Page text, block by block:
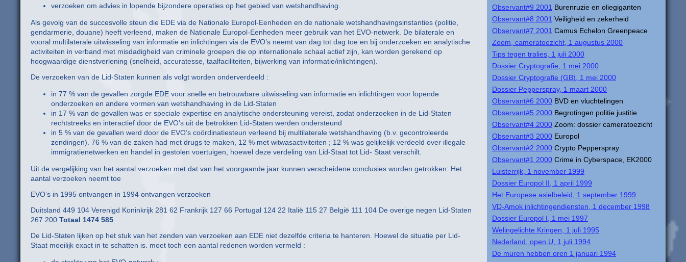
Observant#9 2001 Burenruzie en oliegiganten
Observant#8 2001 Veiligheid en zekerheid
Observant#7 2001 Camus Echelon Greenpeace
Zoom, cameratoezicht, 1 augustus 2000
Tips tegen tralies, 1 juli 2000
Dossier Cryptografie, 1 mei 2000
Dossier Cryptografie (GB), 1 mei 2000
Dossier Pepperspray, 1 maart 2000
Observant#6 2000 BVD en vluchtelingen
Observant#5 2000 Begrotingen politie justitie
Observant#4 2000 Zoom: dossier cameratoezicht
Observant#3 2000 Europol
Observant#2 2000 Crypto Pepperspray
Observant#1 2000 Crime in Cyberspace, EK2000
Luisterrijk, 1 november 1999
Dossier Europol II, 1 april 1999
Het Europese asielbeleid, 1 september 1999
VD-Amok inlichtingendiensten, 1 december 1998
Dossier Europol I, 1 mei 1997
Welingelichte Kringen, 1 juli 1995
Nederland, open U, 1 juli 1994
De muren hebben oren 1 januari 1994
verzoeken om advies in lopende bijzondere operaties op het gebied van wetshandhaving.
Als gevolg van de succesvolle steun die EDE via de Nationale Europol-Eenheden en de nationale wetshandhavingsinstanties (politie,
gendarmerie, douane) heeft verleend, maken de Nationale Europol-Eenheden meer gebruik van het EVO-netwerk. De bilaterale en
vooral multilaterale uitwisseling van informatie en inlichtingen via de EVO’s neemt van dag tot dag toe en bij onderzoeken en analytische
activiteiten in verband met misdadigheid van criminele groepen die op internationale schaal actief zijn, kan worden gerekend op
hoogwaardige dienstverlening (snelheid, accuratesse, taalfaciliteiten, bijwerking van informatie/inlichtingen).
De verzoeken van de Lid-Staten kunnen als volgt worden onderverdeeld :
in 77 % van de gevallen zorgde EDE voor snelle en betrouwbare uitwisseling van informatie en inlichtingen voor lopende
onderzoeken en andere vormen van wetshandhaving in de Lid-Staten
in 17 % van de gevallen was er speciale expertise en analytische ondersteuning vereist, zodat onderzoeken in de Lid-Staten
rechtstreeks en interactief door de EVO’s uit de betrokken Lid-Staten werden ondersteund
in 5 % van de gevallen werd door de EVO’s coördinatiesteun verleend bij multilaterale wetshandhaving (b.v. gecontroleerde
zendingen). 76 % van de zaken had met drugs te maken, 12 % met witwasactiviteiten ; 12 % was gelijkelijk verdeeld over illegale
immigratienetwerken en handel in gestolen voertuigen, hoewel deze verdeling van Lid-Staat tot Lid- Staat verschilt.
Uit de vergelijking van het aantal verzoeken met dat van het voorgaande jaar kunnen verscheidene conclusies worden getrokken: Het
aantal verzoeken neemt toe
EVO’s in 1995 ontvangen in 1994 ontvangen verzoeken
Duitsland 449 104 Verenigd Koninkrijk 281 62 Frankrijk 127 66 Portugal 124 22 Italië 115 27 België 111 104 De overige negen Lid-Staten
267 200 Totaal 1474 585
De Lid-Staten lijken op het stuk van het zenden van verzoeken aan EDE niet dezelfde criteria te hanteren. Hoewel de situatie per Lid-
Staat moeilijk exact in te schatten is. moet toch een aantal redenen worden vermeld :